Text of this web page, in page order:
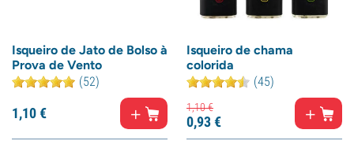
Isqueiro de Jato de Bolso à
Prova de Vento
(52)
1,10€
Isqueiro de chama
colorida
(45)
1,10€
0,93€